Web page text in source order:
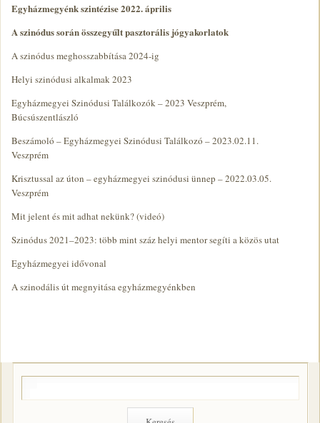
Egyházmegyénk szintézise 2022. április
A szinódus során összegyűlt pasztorális jógyakorlatok
A szinódus meghosszabbítása 2024-ig
Helyi szinódusi alkalmak 2023
Egyházmegyei Szinódusi Találkozók – 2023 Veszprém,
Búcsúszentlászló
Beszámoló – Egyházmegyei Szinódusi Találkozó – 2023.02.11.
Veszprém
Krisztussal az úton – egyházmegyei szinódusi ünnep – 2022.03.05.
Veszprém
Mit jelent és mit adhat nekünk? (videó)
Szinódus 2021–2023: több mint száz helyi mentor segíti a közös utat
Egyházmegyei idővonal
A szinodális út megnyitása egyházmegyénkben